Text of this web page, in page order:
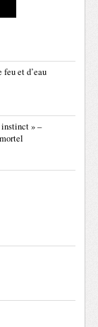
et d’eau
instinct » –